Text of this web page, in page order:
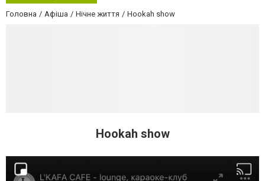
Головна Афіша Нічне життя Hookah show
Hookah show